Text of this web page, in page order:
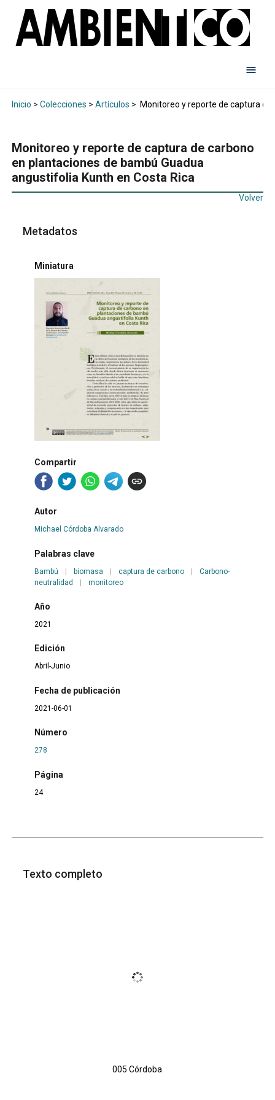
Inicio > Colecciones > Artículos > Monitoreo y reporte de captura
Monitoreo y reporte de captura de carbono
en plantaciones de bambú Guadua
angustifolia Kunth en Costa Rica
Volver
Metadatos
Miniatura
Compartir
Autor
Michael Córdoba Alvarado
Palabras clave
Bambú | biomasa | captura de carbono |
Carbono-
neutralidad
| monitoreo
Año
2021
Edición
Abril-Junio
Fecha de publicación
2021-06-01
Número
278
Página
24
Texto completo
005 Córdoba